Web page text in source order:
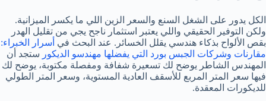
الكل يدور على الشغل السنع والسعر الزين اللي ما يكسر الميزانية.
ولكن التوفير الحقيقي واللي يعتبر استثمار ناجح يجي من تقليل الهدر
بقص الألواح بذكاء هندسي يقلل الخسائر. عند البحث في أسرار الخبراء:
مقارنات وشركات الجبس بورد التي يفضلها مهندسو الديكور ستجد أن
المهندس الشاطر يوضح لك تسعيرة شفافة ومفصلة مكتوبة، يوضح لك
فيها سعر المتر المربع للأسقف العادية المستوية، وسعر المتر الطولي
للديكورات المعقدة.